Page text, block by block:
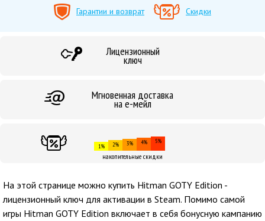
Гарантии и возврат Скидки
Лицензионный
ключ
Мгновенная доставка
на е-мейл
1% 2% 3% 4% 5%
накопительные скидки
На этой странице можно купить Hitman GOTY Edition -
лицензионный ключ для активации в Steam. Помимо самой
игры Hitman GOTY Edition включает в себя бонусную кампанию